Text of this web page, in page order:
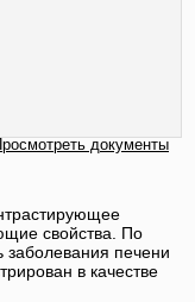
Просмотреть документы
свойства. По
печени
в качестве